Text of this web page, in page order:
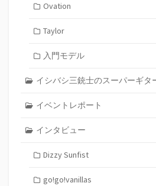
Ovation
Taylor
入門モデル
イシバシ三銃士のスーパーギタ
イベントレポート
インタビュー
Dizzy Sunfist
go!go!vanillas